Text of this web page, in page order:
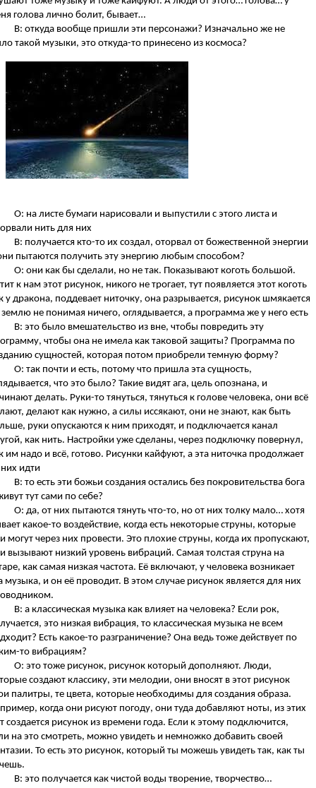
голова лично болит, бывает…
В: откуда вообще пришли эти персонажи? Изначально же не
такой музыки, это откуда-то принесено из космоса?
О: на листе бумаги нарисовали и выпустили с этого листа и
нить для них
В: получается кто-то их создал, оторвал от божественной энергии
пытаются получить эту энергию любым способом?
О: они как бы сделали, но не так. Показывают коготь большой.
к нам этот рисунок, никого не трогает, тут появляется этот коготь
у дракона, поддевает ниточку, она разрывается, рисунок шмякается
не понимая ничего, оглядывается, а программа же у него есть
В: это было вмешательство из вне, чтобы повредить эту
чтобы она не имела как таковой защиты? Программа по
сущностей, которая потом приобрели темную форму?
О: так почти и есть, потому что пришла эта сущность,
что это было? Такие видят ага, цель опознана, и
делать. Руки-то тянуться, тянуться к голове человека, они всё
делают как нужно, а силы иссякают, они не знают, как быть
руки опускаются к ним приходят, и подключается канал
как нить. Настройки уже сделаны, через подключку повернул,
им надо и всё, готово. Рисунки кайфуют, а эта ниточка продолжает
идти
В: то есть эти божьи создания остались без покровительства бога
тут сами по себе?
О: да, от них пытаются тянуть что-то, но от них толку мало… хотя
какое-то воздействие, когда есть некоторые струны, которые
могут через них провести. Это плохие струны, когда их пропускают,
вызывают низкий уровень вибраций. Самая толстая струна на
как самая низкая частота. Её включают, у человека возникает
музыка, и он её проводит. В этом случае рисунок является для них
В: а классическая музыка как влияет на человека? Если рок,
это низкая вибрация, то классическая музыка не всем
Есть какое-то разграничение? Она ведь тоже действует по
то вибрациям?
О: это тоже рисунок, рисунок который дополняют. Люди,
создают классику, эти мелодии, они вносят в этот рисунок
палитры, те цвета, которые необходимы для создания образа.
когда они рисуют погоду, они туда добавляют ноты, из этих
создается рисунок из времени года. Если к этому подключится,
на это смотреть, можно увидеть и немножко добавить своей
То есть это рисунок, который ты можешь увидеть так, как ты
В: это получается как чистой воды творение, творчество…